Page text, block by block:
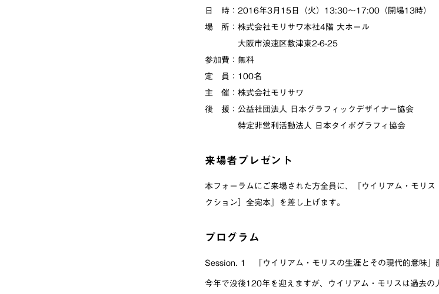
日 時：2016年3月15日（火）13:30～17:00（開場13時）
場 所：株式会社モリサワ本社4階 大ホール
大阪市浪速区敷津東2-6-25
参加費：無料
定 員：100名
主 催：株式会社モリサワ
後 援：公益社団法人 日本グラフィックデザイナー協会
特定非営利活動法人 日本タイポグラフィ協会
来場者プレゼント
本フォーラムにご来場された方全員に、『ウイリアム・モリ
クション］全完本』を差し上げます。
プログラム
Session. 1 「ウイリアム・モリスの生涯とその現代的意味
今年で没後120年を迎えますが、ウイリアム・モリスは過去の